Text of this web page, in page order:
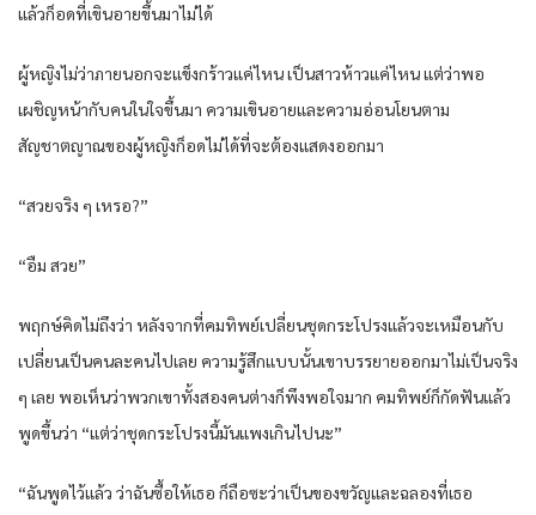
แล้วก็อดที่เขินอายขึ้นมาไม่ได้
ผู้หญิงไม่ว่าภายนอกจะแข็งกร้าวแค่ไหน เป็นสาวห้าวแค่ไหน แต่ว่าพอ
เผชิญหน้ากับคนในใจขึ้นมา ความเขินอายและความอ่อนโยนตาม
สัญชาตญาณของผู้หญิงก็อดไม่ได้ที่จะต้องแสดงออกมา
“สวยจริง ๆ เหรอ?”
“อืม สวย”
พฤกษ์คิดไม่ถึงว่า หลังจากที่คมทิพย์เปลี่ยนชุดกระโปรงแล้วจะเหมือนกับ
เปลี่ยนเป็นคนละคนไปเลย ความรู้สึกแบบนั้นเขาบรรยายออกมาไม่เป็นจริง
ๆ เลย พอเห็นว่าพวกเขาทั้งสองคนต่างก็พึงพอใจมาก คมทิพย์ก็กัดฟันแล้ว
พูดขึ้นว่า “แต่ว่าชุดกระโปรงนี้มันแพงเกินไปนะ”
“ฉันพูดไว้แล้ว ว่าฉันซื้อให้เธอ ก็ถือซะว่าเป็นของขวัญและฉลองที่เธอ